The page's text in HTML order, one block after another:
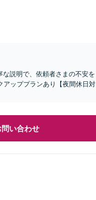
な説明で、依頼者さまの不安を
アッププランあり【夜間休日対
問い合わせ